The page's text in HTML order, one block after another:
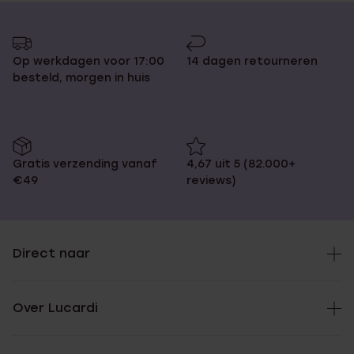
Op werkdagen voor 17:00
besteld, morgen in huis
14 dagen retourneren
Gratis verzending vanaf
€49
4,67 uit 5 (82.000+
reviews)
Direct naar
Over Lucardi